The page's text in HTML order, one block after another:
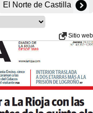
El Norte de Castilla
Sitio web